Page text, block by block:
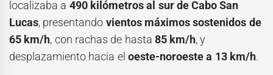
localizaba a 490 kilómetros al sur de Cabo San
Lucas, presentando vientos máximos sostenidos de
65 km/h, con rachas de hasta 85 km/h, y
desplazamiento hacia el oeste-noroeste a 13 km/h.